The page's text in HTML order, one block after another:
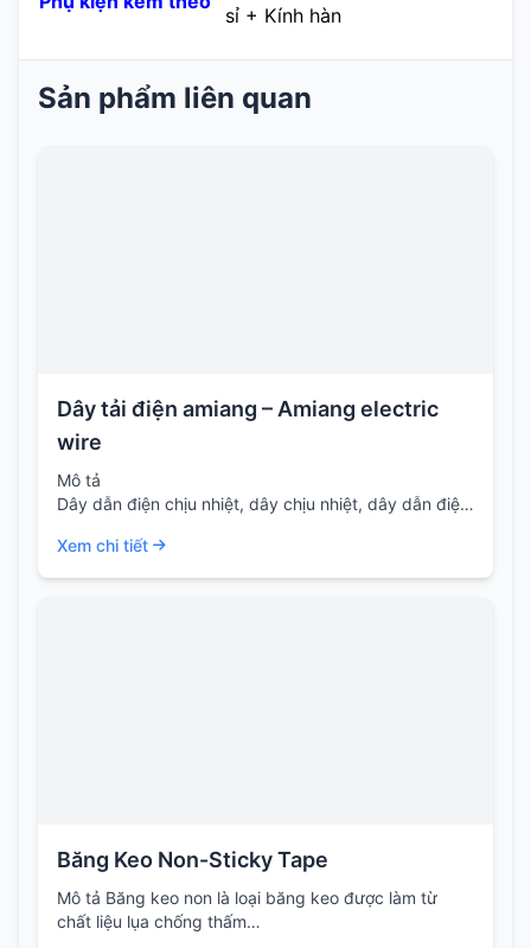
sỉ + Kính hàn
Sản phẩm liên quan
Dây tải điện amiang – Amiang electric
wire
Mô tả
Dây dẫn điện chịu nhiệt, dây chịu nhiệt, dây dẫn điện
dụng cho…
Xem chi tiết
Băng Keo Non-Sticky Tape
Mô tả Băng keo non là loại băng keo được làm từ
chất liệu lụa chống thấm…